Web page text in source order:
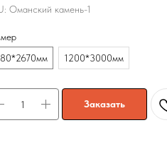
Оманский камень-1
1200*3000мм
Заказать